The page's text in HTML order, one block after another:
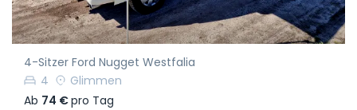
4-Sitzer Ford Nugget Westfalia
4
Glimmen
Ab 74 €pro Tag